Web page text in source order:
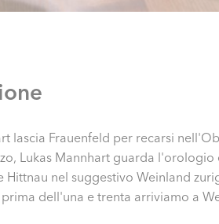
lascia Frauenfeld per recarsi
Lukas Mannhart guarda
nel suggestivo Weinland
dell'una e trenta arriviamo a